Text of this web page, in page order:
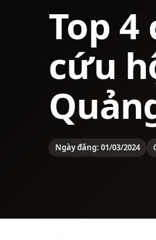
Top
cứu
Ngày đăng: 01/03/2024